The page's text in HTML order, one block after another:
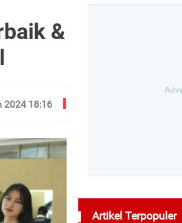
&
2024 18:16
Artikel Terpopuler